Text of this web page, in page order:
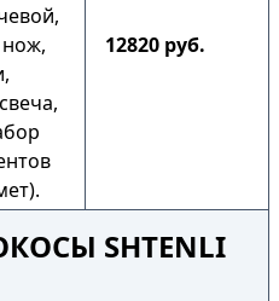
нож,
12820 руб.
SHTENLI